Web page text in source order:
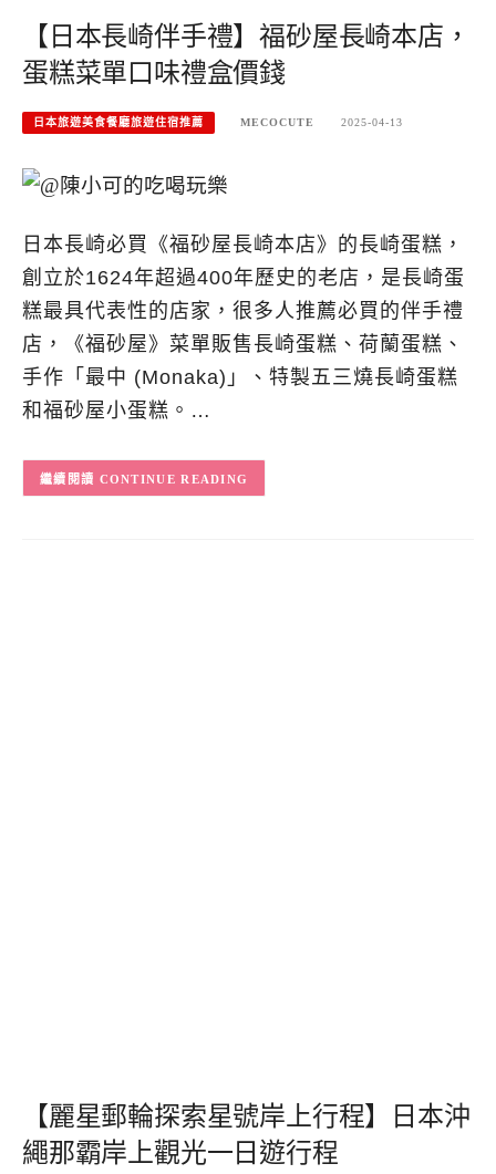
【日本長崎伴手禮】福砂屋長崎本店，
蛋糕菜單口味禮盒價錢
日本旅遊美食餐廳旅遊住宿推薦 MECOCUTE 2025-04-13
日本長崎必買《福砂屋長崎本店》的長崎蛋糕，
創立於1624年超過400年歷史的老店，是長崎蛋
糕最具代表性的店家，很多人推薦必買的伴手禮
店，《福砂屋》菜單販售長崎蛋糕、荷蘭蛋糕、
手作「最中 (Monaka)」、特製五三燒長崎蛋糕
和福砂屋小蛋糕。…
CONTINUE READING
【麗星郵輪探索星號岸上行程】日本沖
繩那霸岸上觀光一日遊行程